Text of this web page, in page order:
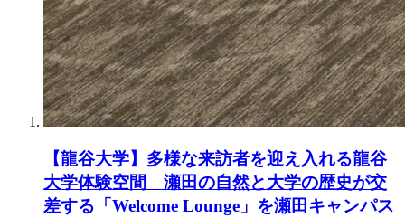
【龍谷大学】多様な来訪者を迎え入れる龍谷
大学体験空間 瀬田の自然と大学の歴史が交
差する「Welcome Lounge」を瀬田キャンパス